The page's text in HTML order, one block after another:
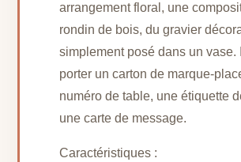
arrangement floral, une
rondin de bois, du gravier
simplement posé dans un vase.
porter un carton de marque-
numéro de table, une étiquette
une carte de message.
Caractéristiques :